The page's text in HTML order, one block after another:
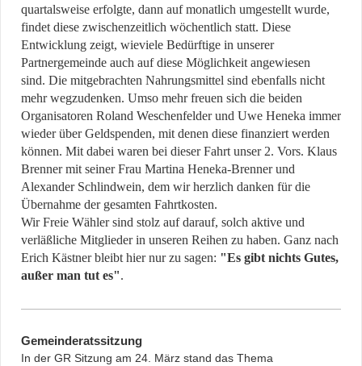
quartalsweise erfolgte, dann auf monatlich umgestellt wurde,
findet diese zwischenzeitlich wöchentlich statt. Diese
Entwicklung zeigt, wieviele Bedürftige in unserer
Partnergemeinde auch auf diese Möglichkeit angewiesen
sind. Die mitgebrachten Nahrungsmittel sind ebenfalls nicht
mehr wegzudenken. Umso mehr freuen sich die beiden
Organisatoren Roland Weschenfelder und Uwe Heneka immer
wieder über Geldspenden, mit denen diese finanziert werden
können. Mit dabei waren bei dieser Fahrt unser 2. Vors. Klaus
Brenner mit seiner Frau Martina Heneka-Brenner und
Alexander Schlindwein, dem wir herzlich danken für die
Übernahme der gesamten Fahrtkosten.
Wir Freie Wähler sind stolz auf darauf, solch aktive und
verläßliche Mitglieder in unseren Reihen zu haben. Ganz nach
Erich Kästner bleibt hier nur zu sagen: "Es gibt nichts Gutes,
außer man tut es".
Gemeinderatssitzung
In der GR Sitzung am 24. März stand das Thema